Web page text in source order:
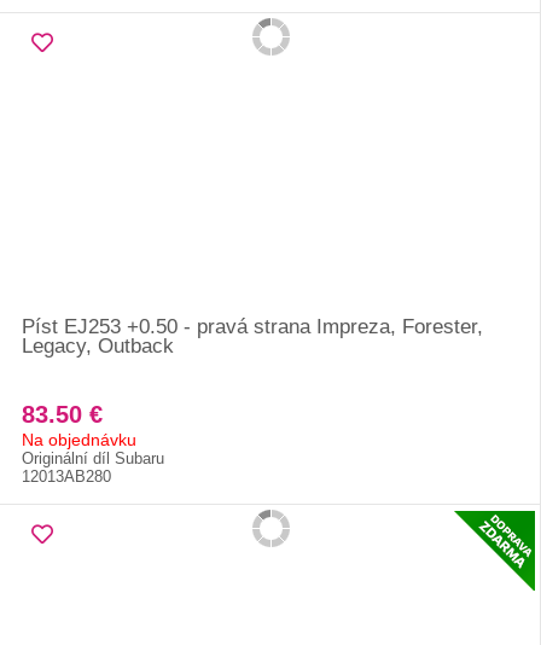
Píst EJ253 +0.50 - pravá strana Impreza, Forester,
Legacy, Outback
83.50 €
Na objednávku
Originální díl Subaru
12013AB280